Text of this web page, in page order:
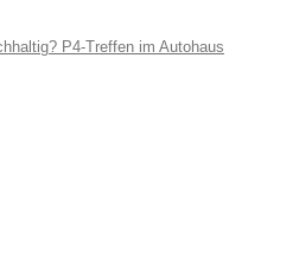
P4-Treffen im Autohaus